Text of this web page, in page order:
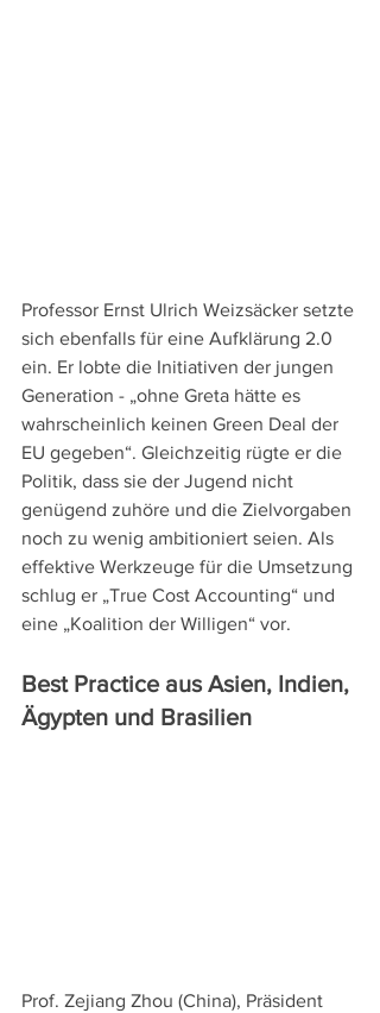
Professor Ernst Ulrich Weizsäcker setzte
sich ebenfalls für eine Aufklärung 2.0
ein. Er lobte die Initiativen der jungen
Generation - „ohne Greta hätte es
wahrscheinlich keinen Green Deal der
EU gegeben“. Gleichzeitig rügte er die
Politik, dass sie der Jugend nicht
genügend zuhöre und die Zielvorgaben
noch zu wenig ambitioniert seien. Als
effektive Werkzeuge für die Umsetzung
schlug er „True Cost Accounting“ und
eine „Koalition der Willigen“ vor.
Best Practice aus Asien, Indien,
Ägypten und Brasilien
Prof. Zejiang Zhou (China), Präsident